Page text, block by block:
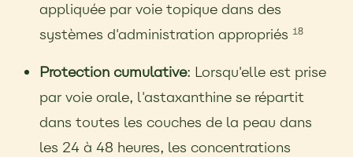
appliquée par voie topique dans des
systèmes d'administration appropriés 18
Protection cumulative: Lorsqu'elle est prise
par voie orale, l'astaxanthine se répartit
dans toutes les couches de la peau dans
les 24 à 48 heures, les concentrations